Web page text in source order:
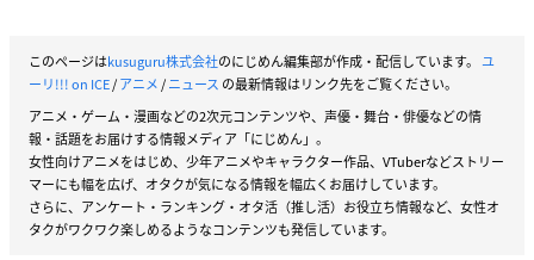
このページはkusuguru株式会社のにじめん編集部が作成・配信しています。 ユ
ーリ!!! on ICE/アニメ/ニュース の最新情報はリンク先をご覧ください。
アニメ・ゲーム・漫画などの2次元コンテンツや、声優・舞台・俳優などの情
報・話題をお届けする情報メディア「にじめん」。
女性向けアニメをはじめ、少年アニメやキャラクター作品、VTuberなどストリー
マーにも幅を広げ、オタクが気になる情報を幅広くお届けしています。
さらに、アンケート・ランキング・オタ活（推し活）お役立ち情報など、女性オ
タクがワクワク楽しめるようなコンテンツも発信しています。